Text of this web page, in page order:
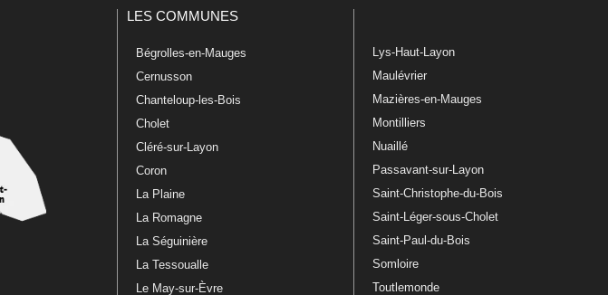
LES COMMUNES
Bégrolles-en-Mauges
Cernusson
Chanteloup-les-Bois
Cholet
Cléré-sur-Layon
Coron
La Plaine
La Romagne
La Séguinière
La Tessoualle
Le May-sur-Èvre
Lys-Haut-Layon
Maulévrier
Mazières-en-Mauges
Montilliers
Nuaillé
Passavant-sur-Layon
Saint-Christophe-du-Bois
Saint-Léger-sous-Cholet
Saint-Paul-du-Bois
Somloire
Toutlemonde